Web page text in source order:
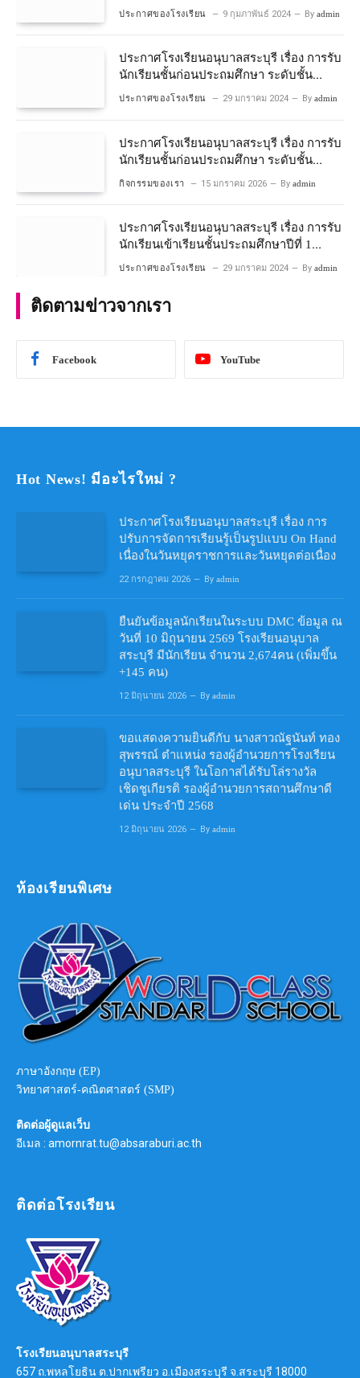
พร้อมเข้าเรียนชั้นประถมศึกษาปีที่ 1
ประกาศของโรงเรียน 9 กุมภาพันธ์ 2024 By admin
ประกาศโรงเรียนอนุบาลสระบุรี เรื่อง การรับ
นักเรียนชั้นก่อนประถมศึกษา ระดับชั้น
อนุบาลปีที่ 2 ประจําปีการศึกษา 2567
ประกาศของโรงเรียน 29 มกราคม 2024 By admin
ประกาศโรงเรียนอนุบาลสระบุรี เรื่อง การรับ
นักเรียนชั้นก่อนประถมศึกษา ระดับชั้น
อนุบาลปีที่ ๒ ประจำปีการศึกษา ๒๕๖๙
กิจกรรมของเรา 15 มกราคม 2026 By admin
ประกาศโรงเรียนอนุบาลสระบุรี เรื่อง การรับ
นักเรียนเข้าเรียนชั้นประถมศึกษาปีที่ 1
โครงการห้องเรียนพิเศษ วิทยาศาสตร์ และ
ประกาศของโรงเรียน 29 มกราคม 2024 By admin
ติดตามข่าวจากเรา
Facebook YouTube
Hot News! มีอะไรใหม่ ?
ประกาศโรงเรียนอนุบาลสระบุรี เรื่อง การ
ปรับการจัดการเรียนรู้เป็นรูปแบบ On Hand
เนื่องในวันหยุดราชการและวันหยุดต่อเนื่อง
22 กรกฎาคม 2026 By admin
ยืนยันข้อมูลนักเรียนในระบบ DMC ข้อมูล ณ
วันที่ 10 มิถุนายน 2569 โรงเรียนอนุบาล
สระบุรี มีนักเรียน จำนวน 2,674คน (เพิ่มขึ้น
+145 คน)
12 มิถุนายน 2026 By admin
ขอแสดงความยินดีกับ นางสาวณัฐนันท์ ทอง
สุพรรณ์ ตำแหน่ง รองผู้อำนวยการโรงเรียน
อนุบาลสระบุรี ในโอกาสได้รับโล่รางวัล
เชิดชูเกียรติ รองผู้อำนวยการสถานศึกษาดี
เด่น ประจำปี 2568
12 มิถุนายน 2026 By admin
ห้องเรียนพิเศษ
ภาษาอังกฤษ (EP)
วิทยาศาสตร์-คณิตศาสตร์ (SMP)
ติดต่อผู้ดูแลเว็บ
อีเมล : amornrat.tu@absaraburi.ac.th
ติดต่อโรงเรียน
โรงเรียนอนุบาลสระบุรี
657 ถ.พหลโยธิน ต.ปากเพรียว อ.เมืองสระบุรี จ.สระบุรี 18000